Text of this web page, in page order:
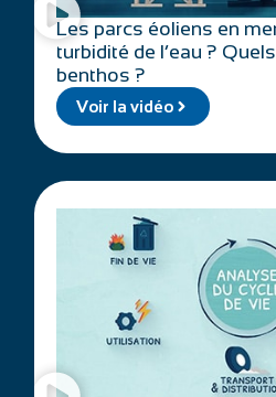
Les parcs éoliens en
turbidité de l’eau ?
benthos ?
Voir la vidéo